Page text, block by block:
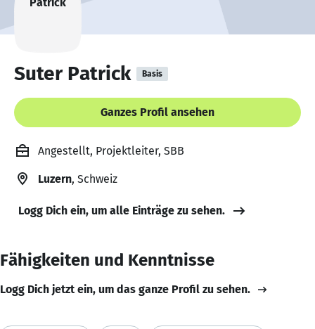
Suter Patrick Basis
Ganzes Profil ansehen
Angestellt, Projektleiter, SBB
Luzern, Schweiz
Logg Dich ein, um alle Einträge zu sehen.
Fähigkeiten und Kenntnisse
Logg Dich jetzt ein, um das ganze Profil zu sehen.